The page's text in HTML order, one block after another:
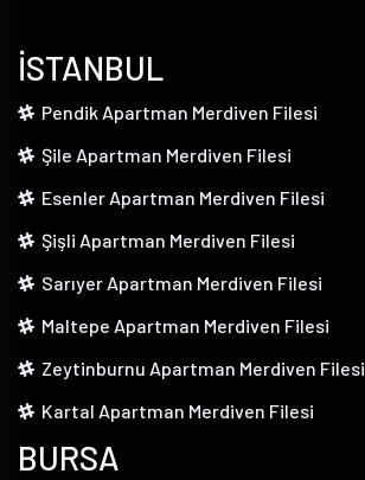
İSTANBUL
Pendik Apartman Merdiven Filesi
Şile Apartman Merdiven Filesi
Esenler Apartman Merdiven Filesi
Şişli Apartman Merdiven Filesi
Sarıyer Apartman Merdiven Filesi
Maltepe Apartman Merdiven Filesi
Zeytinburnu Apartman Merdiven Filesi
Kartal Apartman Merdiven Filesi
BURSA